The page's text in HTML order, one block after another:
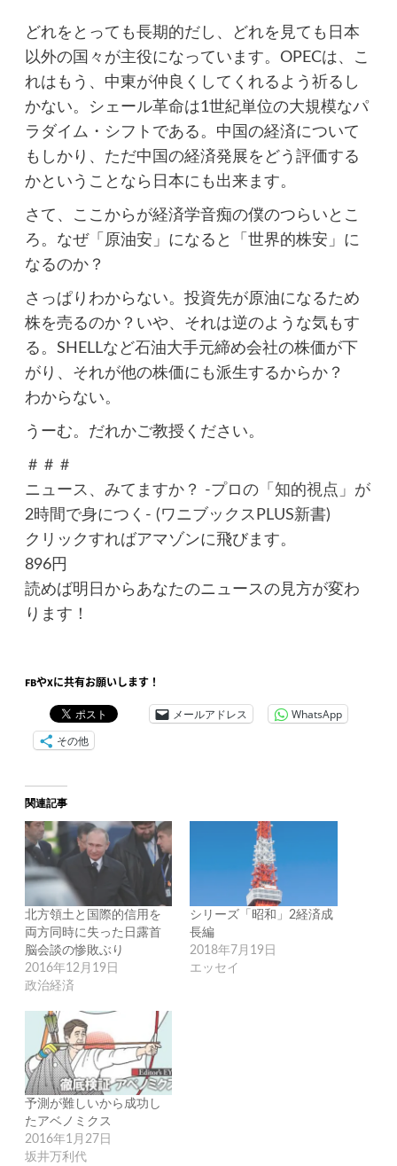
どれをとっても長期的だし、どれを見ても日本
以外の国々が主役になっています。OPECは、こ
れはもう、中東が仲良くしてくれるよう祈るし
かない。シェール革命は1世紀単位の大規模なパ
ラダイム・シフトである。中国の経済について
もしかり、ただ中国の経済発展をどう評価する
かということなら日本にも出来ます。
さて、ここからが経済学音痴の僕のつらいとこ
ろ。なぜ「原油安」になると「世界的株安」に
なるのか？
さっぱりわからない。投資先が原油になるため
株を売るのか？いや、それは逆のような気もす
る。SHELLなど石油大手元締め会社の株価が下
がり、それが他の株価にも派生するからか？
わからない。
うーむ。だれかご教授ください。
＃＃＃
ニュース、みてますか？ -プロの「知的視点」が
2時間で身につく- (ワニブックスPLUS新書)
クリックすればアマゾンに飛びます。
896円
読めば明日からあなたのニュースの見方が変わ
ります！
FBやXに共有お願いします！
メールアドレス
WhatsApp
その他
関連記事
北方領土と国際的信用を
両方同時に失った日露首
脳会談の惨敗ぶり
2016年12月19日
政治経済
シリーズ「昭和」2経済成
長編
2018年7月19日
エッセイ
予測が難しいから成功し
たアベノミクス
2016年1月27日
坂井万利代